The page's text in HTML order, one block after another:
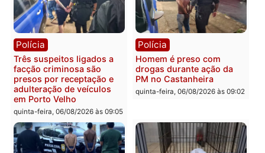
quinta-feira, 06/08/2026 às 18:20
Polícia
Jovem é encontrado morto
na Rua dos Cravos e caso
é investigado pela polícia
em RO
Polícia
vizinho no bairro
Guimarães